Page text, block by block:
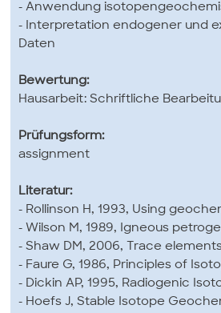
- Anwendung
- Interpretation endogener und
Daten
Bewertung:
Hausarbeit: Schriftliche
Prüfungsform:
assignment
Literatur:
- Rollinson H, 1993, Using
- Wilson M, 1989, Igneous
- Shaw DM, 2006, Trace
- Faure G, 1986, Principles of
- Dickin AP, 1995, Radiogenic
- Hoefs J, Stable Isotope